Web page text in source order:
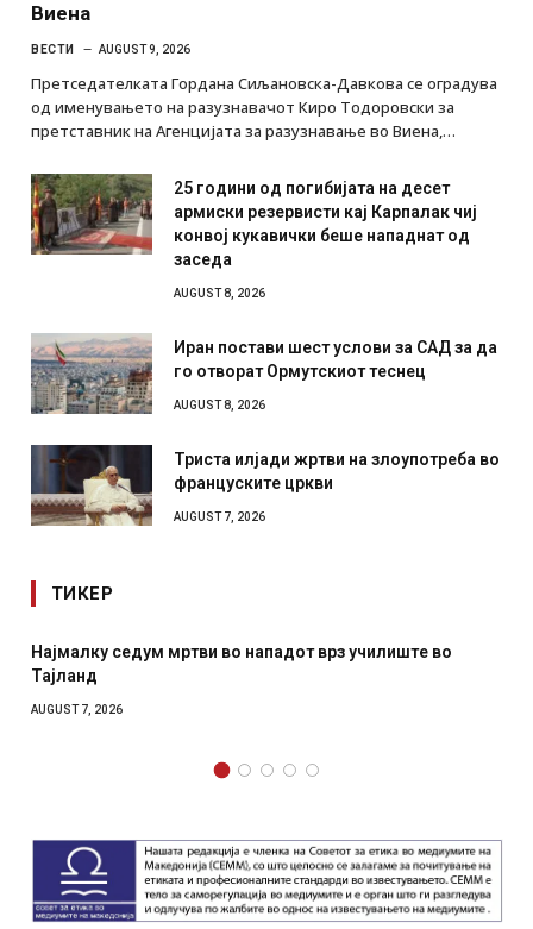
Виена
ВЕСТИ AUGUST 9, 2026
Претседателката Гордана Сиљановска-Давкова се оградува
од именувањето на разузнавачот Киро Тодоровски за
претставник на Агенцијата за разузнавање во Виена,…
25 години од погибијата на десет
армиски резервисти кај Карпалак чиј
конвој кукавички беше нападнат од
заседа
AUGUST 8, 2026
Иран постави шест услови за САД за да
го отворат Ормутскиот теснец
AUGUST 8, 2026
Триста илјади жртви на злоупотреба во
француските цркви
AUGUST 7, 2026
ТИКЕР
врз училиште во
СОЗИС: Украинците повеќе